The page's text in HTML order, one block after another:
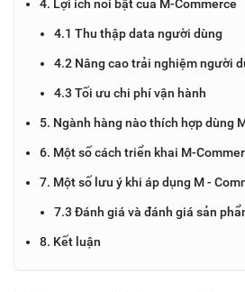
4. Lợi ích nổi bật của M-Commerce
4.1 Thu thập data người dùng
4.2 Nâng cao trải nghiệm người
4.3 Tối ưu chi phí vận hành
5. Ngành hàng nào thích hợp dùng
6. Một số cách triển khai M-
7. Một số lưu ý khi áp dụng M -
7.3 Đánh giá và đánh giá sản
8. Kết luận